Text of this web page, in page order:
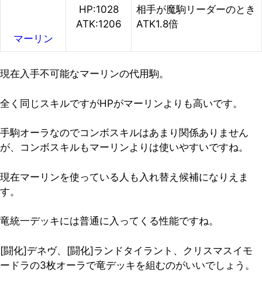
マーリン
HP:1028
ATK:1206
相手が魔駒リーダーのとき
ATK1.8倍
現在入手不可能なマーリンの代用駒。
全く同じスキルですがHPがマーリンよりも高いです。
手駒オーラなのでコンボスキルはあまり関係ありません
が、コンボスキルもマーリンよりは使いやすいですね。
現在マーリンを使っている人も入れ替え候補になりえま
す。
竜統一デッキには普通に入ってくる性能ですね。
[闘化]デネヴ、[闘化]ランドタイラント、クリスマスイモ
ードラの3枚オーラで竜デッキを組むのがいいでしょう。